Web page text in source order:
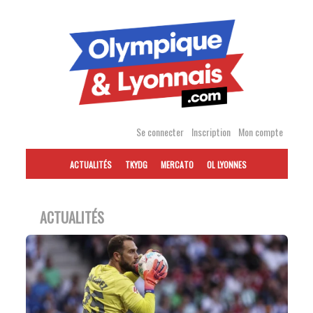
Se connecter Inscription Mon compte
ACTUALITÉS TKYDG MERCATO OL LYONNES
ACTUALITÉS